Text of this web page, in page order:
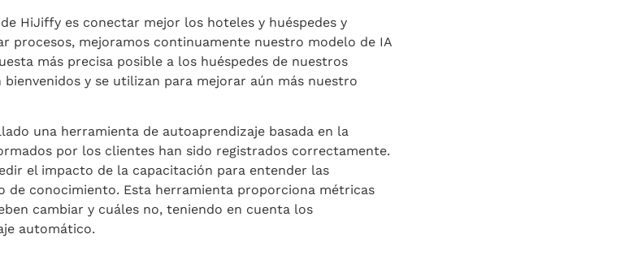
HiJiffy es conectar mejor los hoteles y huéspedes y
procesos, mejoramos continuamente nuestro modelo de IA
más precisa posible a los huéspedes de nuestros
y se utilizan para mejorar aún más nuestro
una herramienta de autoaprendizaje basada en la
por los clientes han sido registrados correctamente.
el impacto de la capacitación para entender las
de conocimiento. Esta herramienta proporciona métricas
cambiar y cuáles no, teniendo en cuenta los
automático.